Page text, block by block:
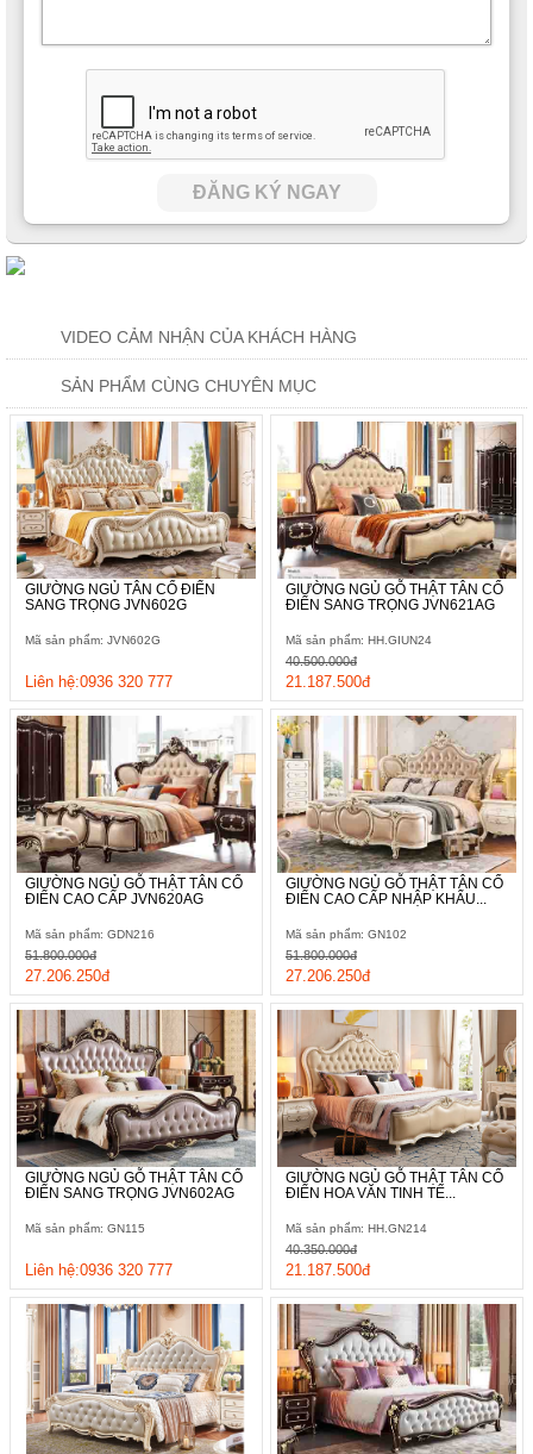
Ngoài ra phần đầu giường còn được kết hợp với bọt biển đàn
hồi cao, khi tựa lưng vào sẽ luôn cảm nhận được sự êm ái,
thoải mái giúp xua đi những cơn đau nhức, mệt mỏi hàng ngày.
Điểm nhấn nổi bật trong thiết kế lần này chính là khung gỗ bao
quanh giường được điêu khắc một cách tỉ mỉ, đậm chất nghệ
thuật tạo nên một sự cuốn hút nhất định.
Đối với sản phẩm của chúng tôi, chất liệu luôn là yếu tố được
chọn lọc, đánh giá một cách kỹ lưỡng nhất từ đó mới có thể
mang đến một cam kết xứng tầm về chất lượng.
ĐĂNG KÝ NGAY
VIDEO CẢM NHẬN CỦA KHÁCH HÀNG
SẢN PHẨM CÙNG CHUYÊN MỤC
GIƯỜNG NGỦ TÂN CỔ ĐIỂN
SANG TRỌNG JVN602G
Mã sản phẩm: JVN602G
Liên hệ:0936 320 777
GIƯỜNG NGỦ GỖ THẬT TÂN CỔ
ĐIỂN SANG TRỌNG JVN621AG
Mã sản phẩm: HH.GIUN24
21.187.500đ
40.500.000đ
GIƯỜNG NGỦ GỖ THẬT TÂN CỔ
ĐIỂN CAO CẤP JVN620AG
Mã sản phẩm: GDN216
27.206.250đ
51.800.000đ
GIƯỜNG NGỦ GỖ THẬT TÂN CỔ
ĐIỂN CAO CẤP NHẬP KHẨU...
Mã sản phẩm: GN102
27.206.250đ
51.800.000đ
GIƯỜNG NGỦ GỖ THẬT TÂN CỔ
ĐIỂN SANG TRỌNG JVN602AG
Mã sản phẩm: GN115
Liên hệ:0936 320 777
GIƯỜNG NGỦ GỖ THẬT TÂN CỔ
ĐIỂN HOA VĂN TINH TẾ...
Mã sản phẩm: HH.GN214
21.187.500đ
40.350.000đ